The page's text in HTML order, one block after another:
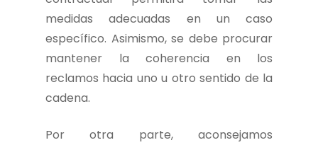
medidas adecuadas en un caso
específico. Asimismo, se debe procurar
mantener la coherencia en los
reclamos hacia uno u otro sentido de la
cadena.
Por otra parte, aconsejamos